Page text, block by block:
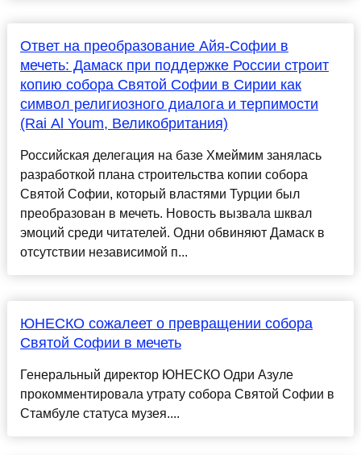
Ответ на преобразование Айя-Софии в
мечеть: Дамаск при поддержке России строит
копию собора Святой Софии в Сирии как
символ религиозного диалога и терпимости
(Rai Al Youm, Великобритания)
Российская делегация на базе Хмеймим занялась
разработкой плана строительства копии собора
Святой Софии, который властями Турции был
преобразован в мечеть. Новость вызвала шквал
эмоций среди читателей. Одни обвиняют Дамаск в
отсутствии независимой п...
ЮНЕСКО сожалеет о превращении собора
Святой Софии в мечеть
Генеральный директор ЮНЕСКО Одри Азуле
прокомментировала утрату собора Святой Софии в
Стамбуле статуса музея....